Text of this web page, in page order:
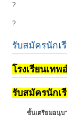
?
?
รับสมัครนักเ
โรงเรียนเท
รับสมัครนักเ
ชั้นเตรียมอนุบ